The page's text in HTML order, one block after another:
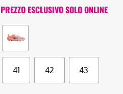
PREZZO ESCLUSIVO SOLO ONLINE
41 42 43